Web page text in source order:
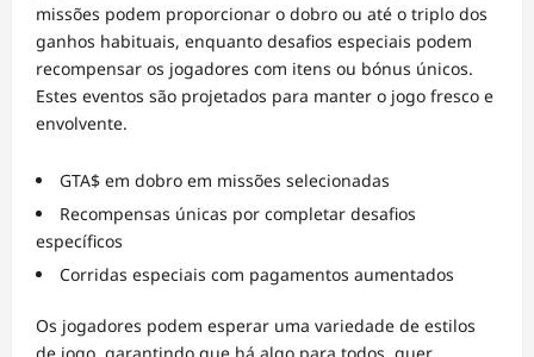
missões podem proporcionar o dobro ou até o triplo dos
ganhos habituais, enquanto desafios especiais podem
recompensar os jogadores com itens ou bónus únicos.
Estes eventos são projetados para manter o jogo fresco e
envolvente.
GTA$ em dobro em missões selecionadas
Recompensas únicas por completar desafios
específicos
Corridas especiais com pagamentos aumentados
Os jogadores podem esperar uma variedade de estilos